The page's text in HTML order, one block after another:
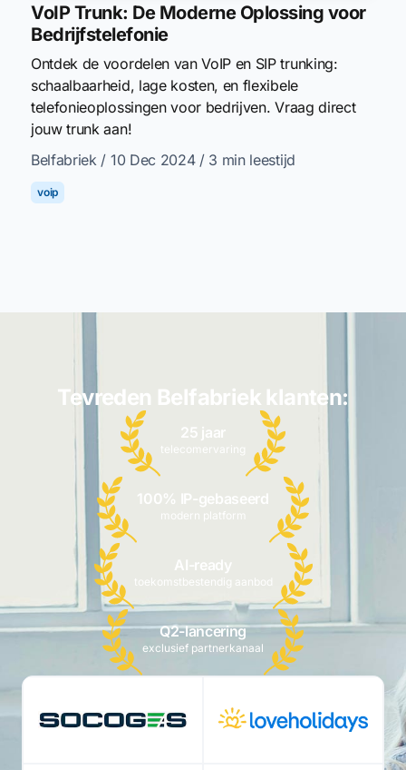
VoIP Trunk: De Moderne Oplossing voor
Bedrijfstelefonie
Ontdek de voordelen van VoIP en SIP trunking:
schaalbaarheid, lage kosten, en flexibele
telefonieoplossingen voor bedrijven. Vraag direct
jouw trunk aan!
Belfabriek / 10 Dec 2024 / 3 min leestijd
voip
Tevreden Belfabriek klanten:
25 jaar
telecomervaring
100% IP-gebaseerd
modern platform
AI-ready
toekomstbestendig aanbod
Q2-lancering
exclusief partnerkanaal